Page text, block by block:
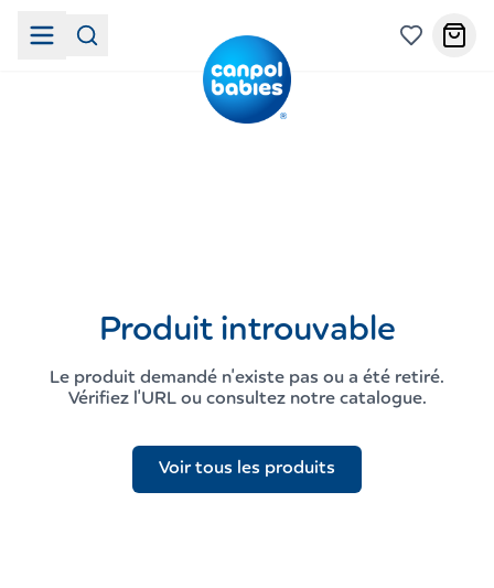
Produit introuvable
Le produit demandé n'existe pas ou a été retiré.
Vérifiez l'URL ou consultez notre catalogue.
Voir tous les produits